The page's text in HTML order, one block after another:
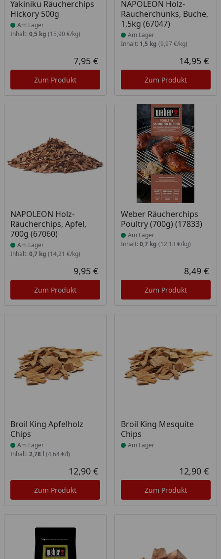
Yakiniku Räucherchips
Hickory 500g
Produkt am Lager
Am Lager
Inhalt: 0,5 kg (15,90 €/kg)
Aktueller Preis
7,95 €
Zum Produkt
NAPOLEON Holz-
Räucherchunks, Buche,
1,5kg (67047)
Produkt am Lager
Am Lager
Inhalt: 1,5 kg (9,97 €/kg)
14,95 €
Zum Produkt
NAPOLEON Holz-
Räucherchips, Apfel,
700g (67060)
Produkt am Lager
Am Lager
Inhalt: 0,7 kg (14,21 €/kg)
Aktueller Preis
9,95 €
Zum Produkt
Weber Räucherchips
Poultry (700g) (17833)
Produkt am Lager
Am Lager
Inhalt: 0,7 kg (12,13 €/kg)
8,49 €
Zum Produkt
Broil King Apfelholz
Chips
Produkt am Lager
Am Lager
Inhalt: 2,78 l (4,64 €/l)
Aktueller Preis
12,90 €
Zum Produkt
Broil King Mesquite
Chips
Produkt am Lager
Am Lager
12,90 €
Zum Produkt